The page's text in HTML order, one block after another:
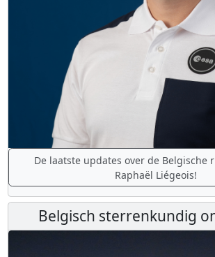
De laatste updates over de Belgische
Raphaël Liégeois!
Belgisch sterrenkundig